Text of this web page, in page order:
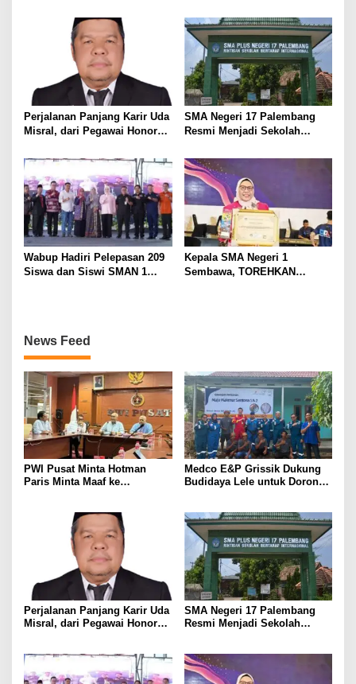
Pers Harus Dihormati
Masyarakat
Perjalanan Panjang Karir Uda
Misral, dari Pegawai Honorer
Karir Jabatan Struktural
Eselon III
SMA Negeri 17 Palembang
Resmi Menjadi Sekolah
Wabup Hadiri Pelepasan 209
Siswa dan Siswi SMAN 1
Kepala SMA Negeri 1
Sembawa, TOREHKAN
News Feed
PWI Pusat Minta Hotman
Paris Minta Maaf ke
Medco E&P Grissik Dukung
Budidaya Lele untuk Dorong
Perjalanan Panjang Karir Uda
Misral, dari Pegawai Honorer
Eselon III
SMA Negeri 17 Palembang
Resmi Menjadi Sekolah